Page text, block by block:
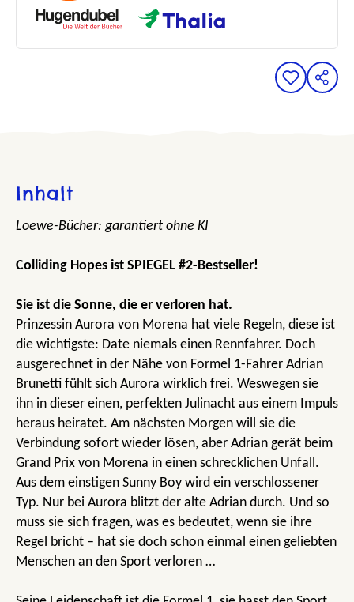
Inhalt
Loewe-Bücher: garantiert ohne KI
Colliding Hopes ist SPIEGEL #2-Bestseller!
Sie ist die Sonne, die er verloren hat.
Prinzessin Aurora von Morena hat viele Regeln, diese ist
die wichtigste: Date niemals einen Rennfahrer. Doch
ausgerechnet in der Nähe von Formel 1-Fahrer Adrian
Brunetti fühlt sich Aurora wirklich frei. Weswegen sie
ihn in dieser einen, perfekten Julinacht aus einem Impuls
heraus heiratet. Am nächsten Morgen will sie die
Verbindung sofort wieder lösen, aber Adrian gerät beim
Grand Prix von Morena in einen schrecklichen Unfall.
Aus dem einstigen Sunny Boy wird ein verschlossener
Typ. Nur bei Aurora blitzt der alte Adrian durch. Und so
muss sie sich fragen, was es bedeutet, wenn sie ihre
Regel bricht – hat sie doch schon einmal einen geliebten
Menschen an den Sport verloren …